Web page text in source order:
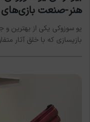
هنر-صنعت بازی‌های
یو سوزوکی یکی از بهترین و
بازیسازی که با خلق آثار